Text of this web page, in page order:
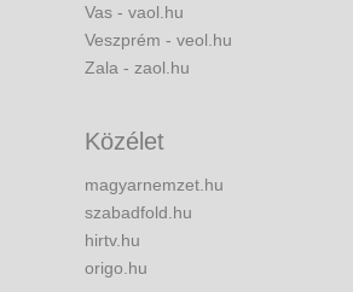
Vas - vaol.hu
Veszprém - veol.hu
Zala - zaol.hu
Közélet
magyarnemzet.hu
szabadfold.hu
hirtv.hu
origo.hu